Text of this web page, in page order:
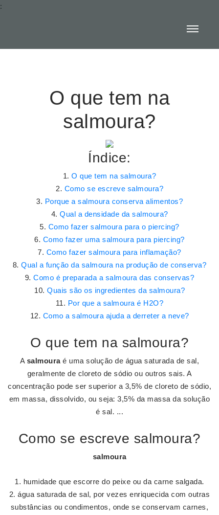
:
O que tem na
salmoura?
Índice:
O que tem na salmoura?
Como se escreve salmoura?
Porque a salmoura conserva alimentos?
Qual a densidade da salmoura?
Como fazer salmoura para o piercing?
Como fazer uma salmoura para piercing?
Como fazer salmoura para inflamação?
Qual a função da salmoura na produção de conserva?
Como é preparada a salmoura das conservas?
Quais são os ingredientes da salmoura?
Por que a salmoura é H2O?
Como a salmoura ajuda a derreter a neve?
O que tem na salmoura?
A salmouraé uma solução de água saturada de sal,
geralmente de cloreto de sódio ou outros sais. A
concentração pode ser superior a 3,5% de cloreto de sódio,
em massa, dissolvido, ou seja: 3,5% da massa da solução
é sal. ...
Como se escreve salmoura?
salmoura
humidade que escorre do peixe ou da carne salgada.
água saturada de sal, por vezes enriquecida com outras
substâncias ou condimentos, onde se conservam carnes,